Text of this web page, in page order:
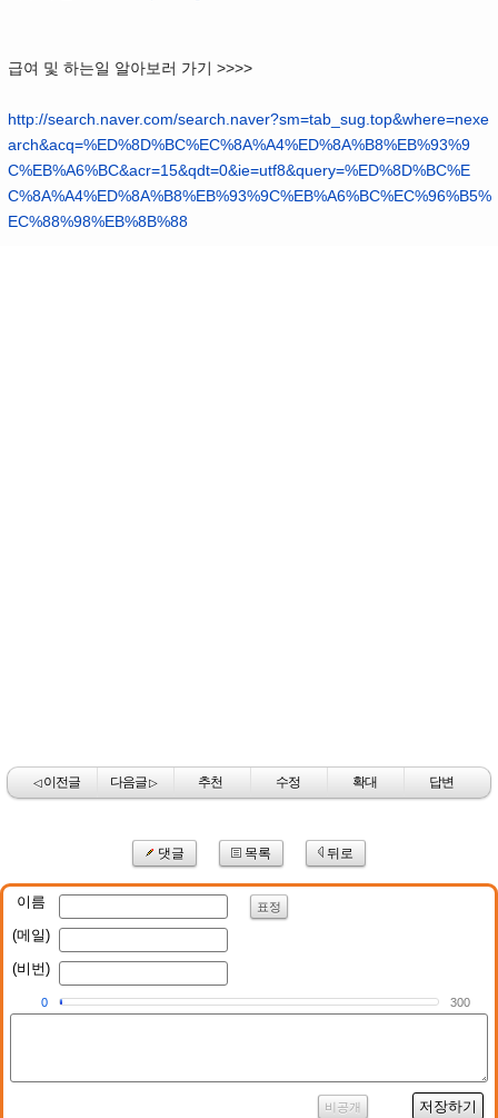
급여 및 하는일 알아보러 가기 >>>>
http://search.naver.com/search.naver?sm=tab_sug.top&where=nexe
arch&acq=%ED%8D%BC%EC%8A%A4%ED%8A%B8%EB%93%9
C%EB%A6%BC&acr=15&qdt=0&ie=utf8&query=%ED%8D%BC%E
C%8A%A4%ED%8A%B8%EB%93%9C%EB%A6%BC%EC%96%B5%
EC%88%98%EB%8B%88
◁이전글 다음글▷ 추천 수정 확대 답변
댓글 목록 뒤로
이름 표정
(메일)
(비번)
0 300
비공개 저장하기